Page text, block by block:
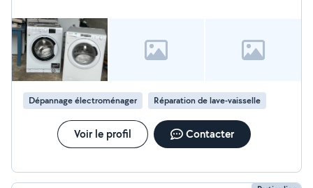
Dépannage électroménager Réparation de lave-vaisselle
Voir le profil Contacter